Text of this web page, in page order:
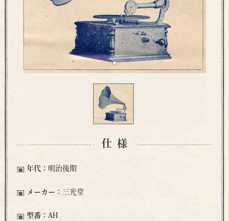
仕様
年代： 明治後期
メーカー：三光堂
型番：AH